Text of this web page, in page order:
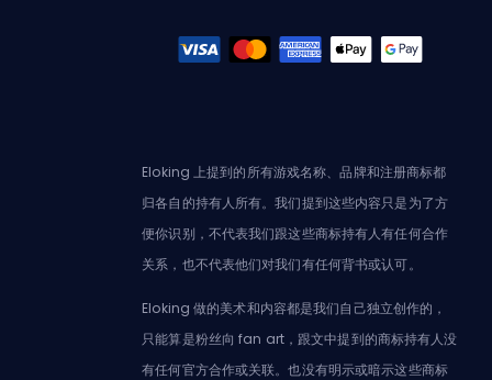
Eloking 上提到的所有游戏名称、品牌和注册商标都
归各自的持有人所有。我们提到这些内容只是为了方
便你识别，不代表我们跟这些商标持有人有任何合作
关系，也不代表他们对我们有任何背书或认可。
Eloking 做的美术和内容都是我们自己独立创作的，
只能算是粉丝向 fan art，跟文中提到的商标持有人没
有任何官方合作或关联。也没有明示或暗示这些商标